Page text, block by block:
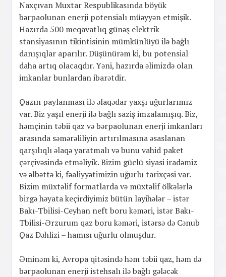
Naxçıvan Muxtar Respublikasında böyük
bərpaolunan enerji potensialı müəyyən etmişik.
Hazırda 500 meqavatlıq günəş elektrik
stansiyasının tikintisinin mümkünlüyü ilə bağlı
danışıqlar aparılır. Düşünürəm ki, bu potensial
daha artıq olacaqdır. Yəni, hazırda əlimizdə olan
imkanlar bunlardan ibarətdir.
Qazın paylanması ilə əlaqədar yaxşı uğurlarımız
var. Biz yaşıl enerji ilə bağlı saziş imzalamışıq. Biz,
həmçinin təbii qaz və bərpaolunan enerji imkanları
arasında səmərəliliyin artırılmasına əsaslanan
qarşılıqlı əlaqə yaratmalı və bunu vahid paket
çərçivəsində etməliyik. Bizim güclü siyasi iradəmiz
və əlbəttə ki, fəaliyyətimizin uğurlu tarixçəsi var.
Bizim müxtəlif formatlarda və müxtəlif ölkələrlə
birgə həyata keçirdiyimiz bütün layihələr – istər
Bakı-Tbilisi-Ceyhan neft boru kəməri, istər Bakı-
Tbilisi-Ərzurum qaz boru kəməri, istərsə də Cənub
Qaz Dəhlizi – hamısı uğurlu olmuşdur.
Əminəm ki, Avropa qitəsində həm təbii qaz, həm də
bərpaolunan enerji istehsalı ilə bağlı gələcək